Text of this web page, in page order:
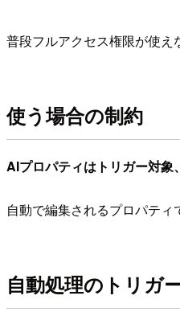
普段フルアクセス権限が使え
使う場合の制約
AIプロパティはトリガー対象
自動で編集されるプロパテ
自動処理のトリガ